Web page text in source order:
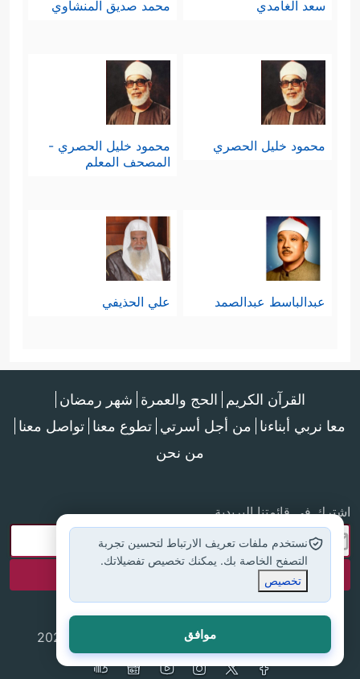
سعد الغامدي محمد صديق المنشاوي
محمود خليل الحصري
محمود خليل الحصري -
المصحف المعلم
عبدالباسط عبدالصمد علي الحذيفي
القرآن الكريم الحج والعمرة شهر رمضان
معا نربي أبناءنا من أجل أسرتي تطوع معنا تواصل معنا
من نحن
اشترك في قائمتنا البريدية
جميع الحقوق محفوظة لموقع إسلام أون لاين © 2025
نستخدم ملفات تعريف الارتباط لتحسين تجربة
التصفح الخاصة بك. يمكنك تخصيص تفضيلاتك.
تخصيص
موافق